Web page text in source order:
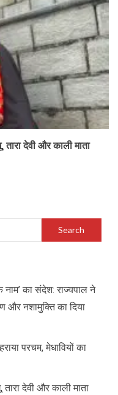
देवी और काली माता
नाम’ का संदेश: राज्यपाल ने
और नशामुक्ति का दिया
परचम, मेधावियों का
देवी और काली माता